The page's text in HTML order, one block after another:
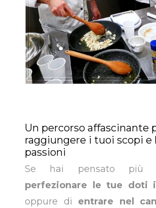
Un percorso affascinante
raggiungere i tuoi scopi e
passioni
Se hai pensato più
perfezionare le tue doti
oppure di entrare nel